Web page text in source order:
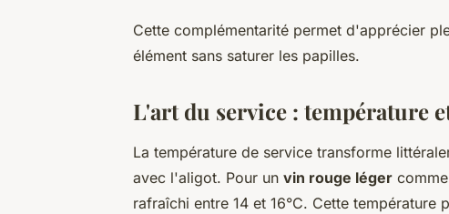
Cette complémentarité permet d'apprécier
élément sans saturer les papilles.
L'art du service : température
La température de service transforme
avec l'aligot. Pour un vin rouge léger
rafraîchi entre 14 et 16°C. Cette